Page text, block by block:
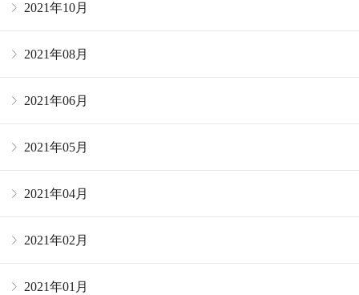
2021年10月
2021年08月
2021年06月
2021年05月
2021年04月
2021年02月
2021年01月